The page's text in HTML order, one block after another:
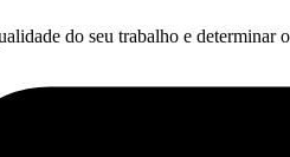
do seu trabalho e
e trazendo máxima eficiência